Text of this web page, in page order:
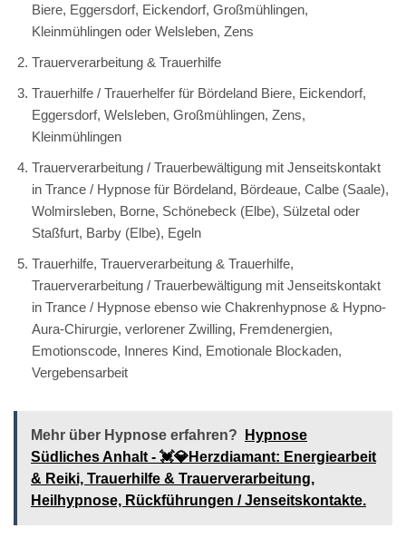
Biere, Eggersdorf, Eickendorf, Großmühlingen,
Kleinmühlingen oder Welsleben, Zens
Trauerverarbeitung & Trauerhilfe
Trauerhilfe / Trauerhelfer für Bördeland Biere, Eickendorf,
Eggersdorf, Welsleben, Großmühlingen, Zens,
Kleinmühlingen
Trauerverarbeitung / Trauerbewältigung mit Jenseitskontakt
in Trance / Hypnose für Bördeland, Bördeaue, Calbe (Saale),
Wolmirsleben, Borne, Schönebeck (Elbe), Sülzetal oder
Staßfurt, Barby (Elbe), Egeln
Trauerhilfe, Trauerverarbeitung & Trauerhilfe,
Trauerverarbeitung / Trauerbewältigung mit Jenseitskontakt
in Trance / Hypnose ebenso wie Chakrenhypnose & Hypno-
Aura-Chirurgie, verlorener Zwilling, Fremdenergien,
Emotionscode, Inneres Kind, Emotionale Blockaden,
Vergebensarbeit
Mehr über Hypnose erfahren?
Hypnose
Südliches Anhalt - 💓️💎Herzdiamant: Energiearbeit
& Reiki, Trauerhilfe & Trauerverarbeitung,
Heilhypnose, Rückführungen / Jenseitskontakte.